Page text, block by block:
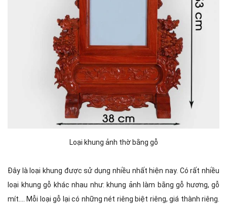
Loại khung ảnh thờ bằng gỗ
Đây là loại khung được sử dụng nhiều nhất hiện nay. Có rất nhiều
loại khung gỗ khác nhau như: khung ảnh làm bằng gỗ hương, gỗ
mít…. Mỗi loại gỗ lại có những nét riêng biệt riêng, giá thành riêng.